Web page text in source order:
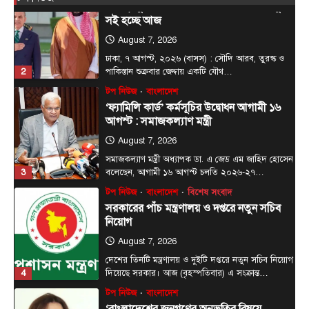
2
সই হচ্ছে আজ
August 7, 2026
ঢাকা, ৭ আগস্ট, ২০২৬ (বাসস) : সৌদি আরব, তুরস্ক ও
পাকিস্তান শুক্রবার জেদ্দায় একটি যৌথ…
3
টপ নিউজ বাংলাদেশ
‘ফ্যামিলি কার্ড’ কর্মসূচির উদ্বোধন আগামী ১৬
আগস্ট : সমাজকল্যাণ মন্ত্রী
August 7, 2026
সমাজকল্যাণ মন্ত্রী অধ্যাপক ডা. এ জেড এম জাহিদ হোসেন
বলেছেন, আগামী ১৬ আগস্ট চলতি ২০২৬-২৭…
4
টপ নিউজ বাংলাদেশ বিশেষ সংবাদ
সরকারের পাঁচ মন্ত্রণালয় ও দপ্তরে নতুন সচিব
নিয়োগ
August 7, 2026
দেশের তিনটি মন্ত্রণালয় ও দুইটি দপ্তরে নতুন সচিব নিয়োগ
দিয়েছে সরকার। আজ (বৃহস্পতিবার) এ সংক্রান্ত…
টপ নিউজ বাংলাদেশ
‘বাংলাদেশের জনগণের অনুভূতির বিষয়ে